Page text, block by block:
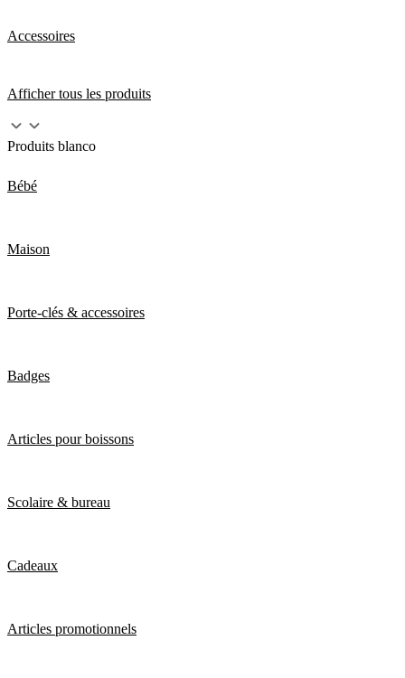
Accessoires
Afficher tous les produits
Produits blanco
Bébé
Maison
Porte-clés & accessoires
Badges
Articles pour boissons
Scolaire & bureau
Cadeaux
Articles promotionnels